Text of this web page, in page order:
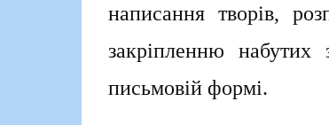
написання творів,
закріпленню
письмовій формі.